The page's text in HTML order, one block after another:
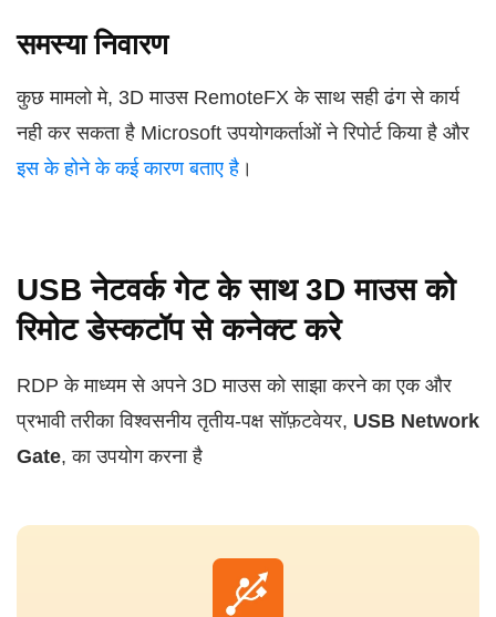
समस्या निवारण
कुछ मामलो मे, 3D माउस RemoteFX के साथ सही ढंग से कार्य
नही कर सकता है Microsoft उपयोगकर्ताओं ने रिपोर्ट किया है और
इस के होने के कई कारण बताए है ।
USB नेटवर्क गेट के साथ 3D माउस को
रिमोट डेस्कटॉप से कनेक्ट करे
RDP के माध्यम से अपने 3D माउस को साझा करने का एक और
प्रभावी तरीका विश्वसनीय तृतीय-पक्ष सॉफ़टवेयर, USB Network
Gate, का उपयोग करना है